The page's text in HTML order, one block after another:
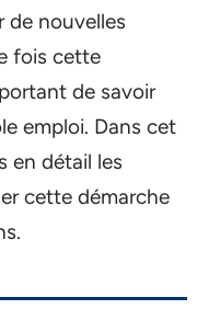
de nouvelles
fois cette
de savoir
emploi. Dans cet
en détail les
cette démarche